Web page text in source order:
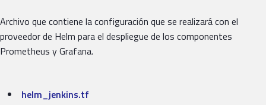
Archivo que contiene la configuración que se realizará con el
proveedor de Helm para el despliegue de los componentes
Prometheus y Grafana.
helm_jenkins.tf